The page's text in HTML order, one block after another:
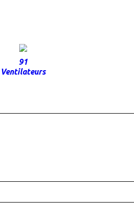
91
Ventilateurs